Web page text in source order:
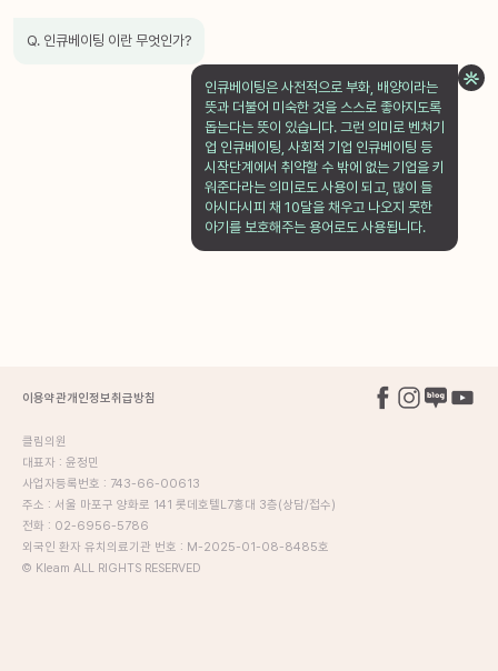
Q. 인큐베이팅 이란 무엇인가?
인큐베이팅은 사전적으로 부화, 배양이라는
뜻과 더불어 미숙한 것을 스스로 좋아지도록
돕는다는 뜻이 있습니다. 그런 의미로 벤쳐기
업 인큐베이팅, 사회적 기업 인큐베이팅 등
시작단계에서 취약할 수 밖에 없는 기업을 키
워준다라는 의미로도 사용이 되고, 많이 들
아시다시피 채 10달을 채우고 나오지 못한
아기를 보호해주는 용어로도 사용됩니다.
이용약관개인정보취급방침
클림의원
대표자 : 윤정민
사업자등록번호 : 743-66-00613
주소 : 서울 마포구 양화로 141 롯데호텔L7홍대 3층(상담/접수)
전화 : 02-6956-5786
외국인 환자 유치의료기관 번호 : M-2025-01-08-8485호
© Kleam ALL RIGHTS RESERVED